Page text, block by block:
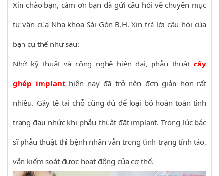
Xin chào bạn, cảm ơn bạn đã gửi câu hỏi về chuyên mục
tư vấn của Nha khoa Sài Gòn B.H. Xin trả lời câu hỏi của
bạn cụ thể như sau:
Nhờ kỹ thuật và công nghệ hiện đại, phẫu thuật cấy
ghép implant hiện nay đã trở nên đơn giản hơn rất
nhiều. Gây tê tại chỗ cũng đủ để loại bỏ hoàn toàn tình
trạng đau nhức khi phẫu thuật đặt implant. Trong lúc bác
sĩ phẫu thuật thì bệnh nhân vẫn trong tình trạng tỉnh táo,
vẫn kiểm soát được hoạt động của cơ thể.